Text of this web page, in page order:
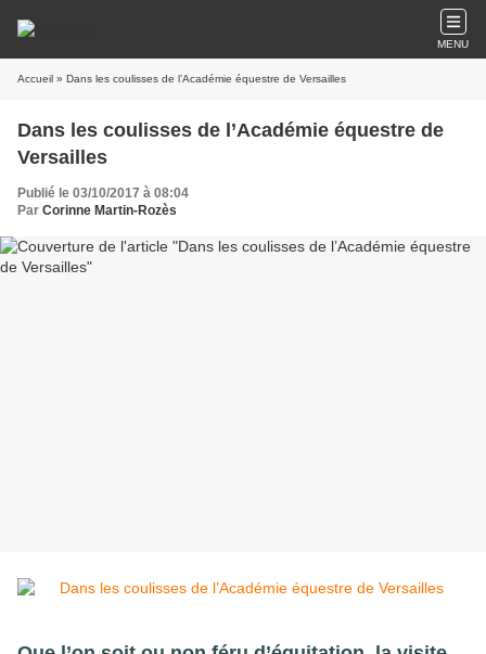
MENU
Accueil » Dans les coulisses de l’Académie équestre de Versailles
Dans les coulisses de l’Académie équestre de
Versailles
Publié le 03/10/2017 à 08:04
Par Corinne Martin-Rozès